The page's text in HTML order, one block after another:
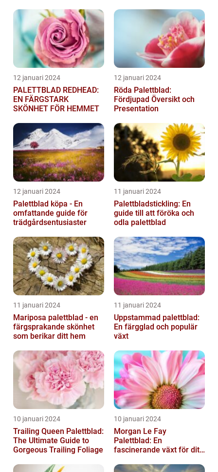
12 januari 2024
PALETTBLAD REDHEAD:
EN FÄRGSTARK
SKÖNHET FÖR HEMMET
12 januari 2024
Röda Palettblad:
Fördjupad Översikt och
Presentation
12 januari 2024
Palettblad köpa - En
omfattande guide för
trädgårdsentusiaster
11 januari 2024
Palettbladstickling: En
guide till att föröka och
odla palettblad
11 januari 2024
Mariposa palettblad - en
färgsprakande skönhet
som berikar ditt hem
11 januari 2024
Uppstammad palettblad:
En färgglad och populär
växt
10 januari 2024
Trailing Queen Palettblad:
The Ultimate Guide to
Gorgeous Trailing Foliage
10 januari 2024
Morgan Le Fay
Palettblad: En
fascinerande växt för ditt